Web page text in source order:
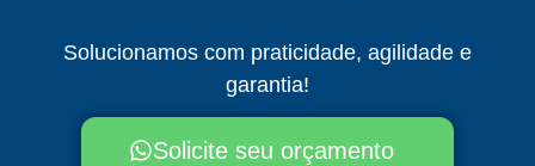
Solucionamos com praticidade, agilidade e
garantia!
Solicite seu orçamento